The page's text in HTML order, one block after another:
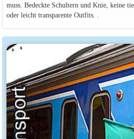
muss. Bedeckte Schultern und Knie, keine
oder leicht transparente Outfits. .